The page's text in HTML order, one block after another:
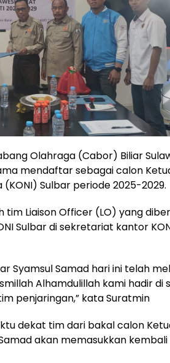
Olahraga (Cabor) Biliar
mendaftar sebagai calon
Sulbar periode 2025-2029.
Liaison Officer (LO) yang
Sulbar di sekretariat kantor
Syamsul Samad hari ini telah
Alhamdulillah kami hadir di
penjaringan,” kata Suratmin
dekat tim dari bakal calon
akan memasukkan